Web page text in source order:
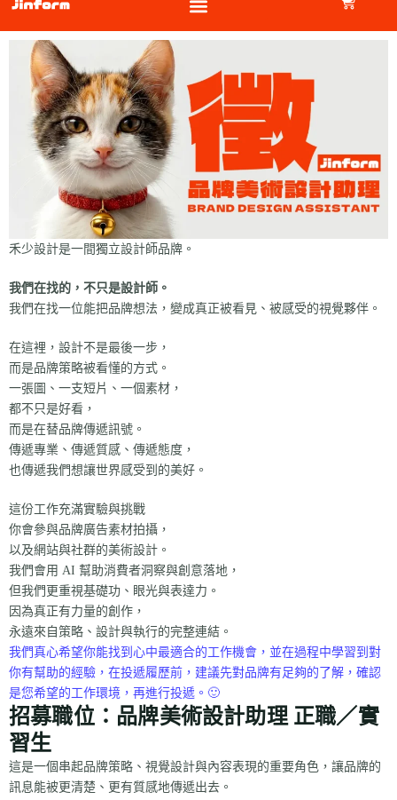
禾少設計是一間獨立設計師品牌。
我們在找的，不只是設計師。
我們在找一位能把品牌想法，變成真正被看見、被感受的視覺夥伴。
在這裡，設計不是最後一步，
而是品牌策略被看懂的方式。
一張圖、一支短片、一個素材，
都不只是好看，
而是在替品牌傳遞訊號。
傳遞專業、傳遞質感、傳遞態度，
也傳遞我們想讓世界感受到的美好。
這份工作充滿實驗與挑戰
你會參與品牌廣告素材拍攝，
以及網站與社群的美術設計。
我們會用 AI 幫助消費者洞察與創意落地，
但我們更重視基礎功、眼光與表達力。
因為真正有力量的創作，
永遠來自策略、設計與執行的完整連結。
我們真心希望你能找到心中最適合的工作機會，並在過程中學習到對
你有幫助的經驗，在投遞履歷前，建議先對品牌有足夠的了解，確認
是您希望的工作環境，再進行投遞。🙂
招募職位：品牌美術設計助理 正職／實
習生
這是一個串起品牌策略、視覺設計與內容表現的重要角色，讓品牌的
訊息能被更清楚、更有質感地傳遞出去。